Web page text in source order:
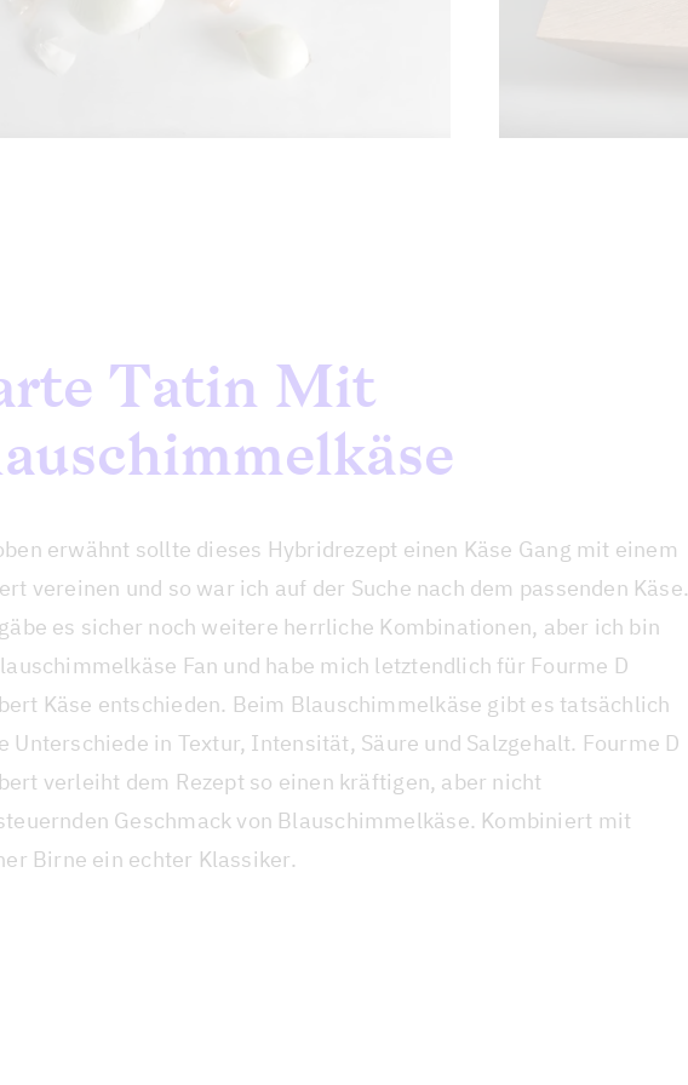
Tatin Mit
erwähnt sollte dieses Hybridrezept einen Käse Gang mit einem
vereinen und so war ich auf der Suche nach dem passenden Käse.
es sicher noch weitere herrliche Kombinationen, aber ich bin
Fan und habe mich letztendlich für Fourme D
Käse entschieden. Beim Blauschimmelkäse gibt es tatsächlich
Unterschiede in Textur, Intensität, Säure und Salzgehalt. Fourme D
verleiht dem Rezept so einen kräftigen, aber nicht
Geschmack von Blauschimmelkäse. Kombiniert mit
Birne ein echter Klassiker.